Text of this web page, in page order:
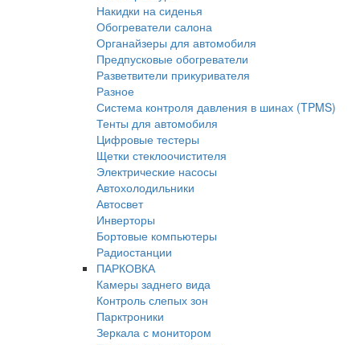
Накидки на сиденья
Обогреватели салона
Органайзеры для автомобиля
Предпусковые обогреватели
Разветвители прикуривателя
Разное
Система контроля давления в шинах (TPMS)
Тенты для автомобиля
Цифровые тестеры
Щетки стеклоочистителя
Электрические насосы
Автохолодильники
Автосвет
Инверторы
Бортовые компьютеры
Радиостанции
ПАРКОВКА
Камеры заднего вида
Контроль слепых зон
Парктроники
Зеркала с монитором